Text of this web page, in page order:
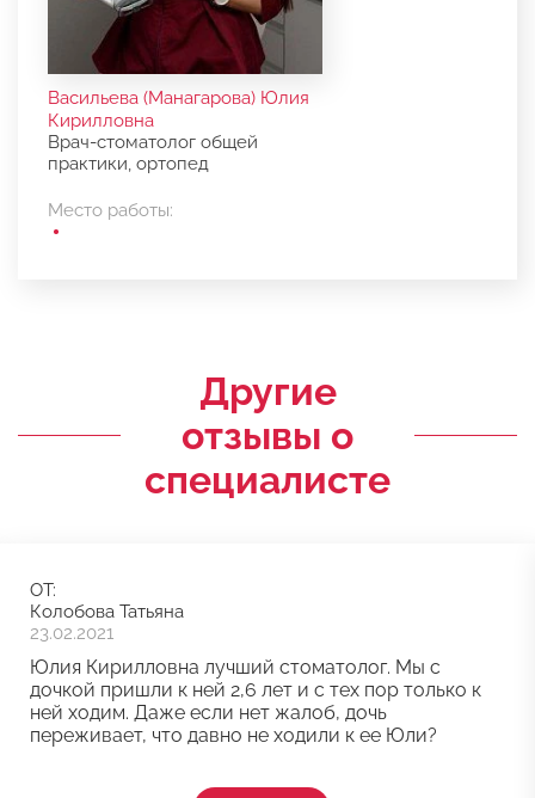
Васильева (Манагарова) Юлия
Кирилловна
Врач-стоматолог общей
практики, ортопед
Место работы:
Другие
отзывы о
специалисте
ОТ:
Колобова Татьяна
23.02.2021
Юлия Кирилловна лучший стоматолог. Мы с
дочкой пришли к ней 2,6 лет и с тех пор только к
ней ходим. Даже если нет жалоб, дочь
переживает, что давно не ходили к ее Юли?